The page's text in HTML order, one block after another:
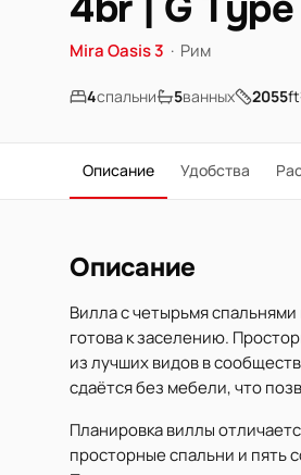
Mira Oasis 3 · Рим
4спальни 5ванных 2055
Описание Удобства
Описание
Вилла с четырьмя
готова к заселению.
из лучших видов в
сдаётся без мебели, что
Планировка виллы
просторные спальни и пять